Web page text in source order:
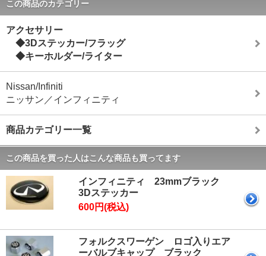
この商品のカテゴリー
アクセサリー
◆3Dステッカー/フラッグ
◆キーホルダー/ライター
Nissan/Infiniti
ニッサン／インフィニティ
商品カテゴリー一覧
この商品を買った人はこんな商品も買ってます
インフィニティ 23mmブラック
3Dステッカー
600円(税込)
フォルクスワーゲン ロゴ入りエア
ーバルブキャップ ブラック